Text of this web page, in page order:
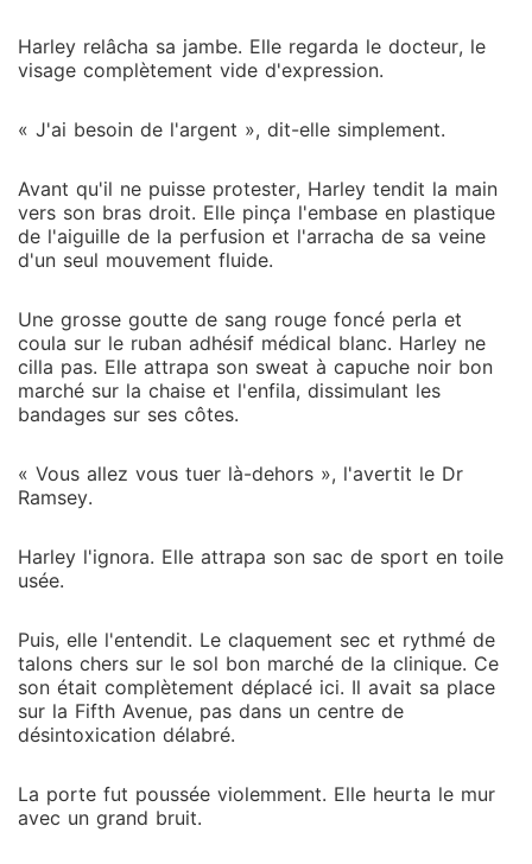
Harley relâcha sa jambe. Elle regarda le docteur, le
visage complètement vide d'expression.
« J'ai besoin de l'argent », dit-elle simplement.
Avant qu'il ne puisse protester, Harley tendit la main
vers son bras droit. Elle pinça l'embase en plastique
de l'aiguille de la perfusion et l'arracha de sa veine
d'un seul mouvement fluide.
Une grosse goutte de sang rouge foncé perla et
coula sur le ruban adhésif médical blanc. Harley ne
cilla pas. Elle attrapa son sweat à capuche noir bon
marché sur la chaise et l'enfila, dissimulant les
bandages sur ses côtes.
« Vous allez vous tuer là-dehors », l'avertit le Dr
Ramsey.
Harley l'ignora. Elle attrapa son sac de sport en toile
usée.
Puis, elle l'entendit. Le claquement sec et rythmé de
talons chers sur le sol bon marché de la clinique. Ce
son était complètement déplacé ici. Il avait sa place
sur la Fifth Avenue, pas dans un centre de
désintoxication délabré.
La porte fut poussée violemment. Elle heurta le mur
avec un grand bruit.